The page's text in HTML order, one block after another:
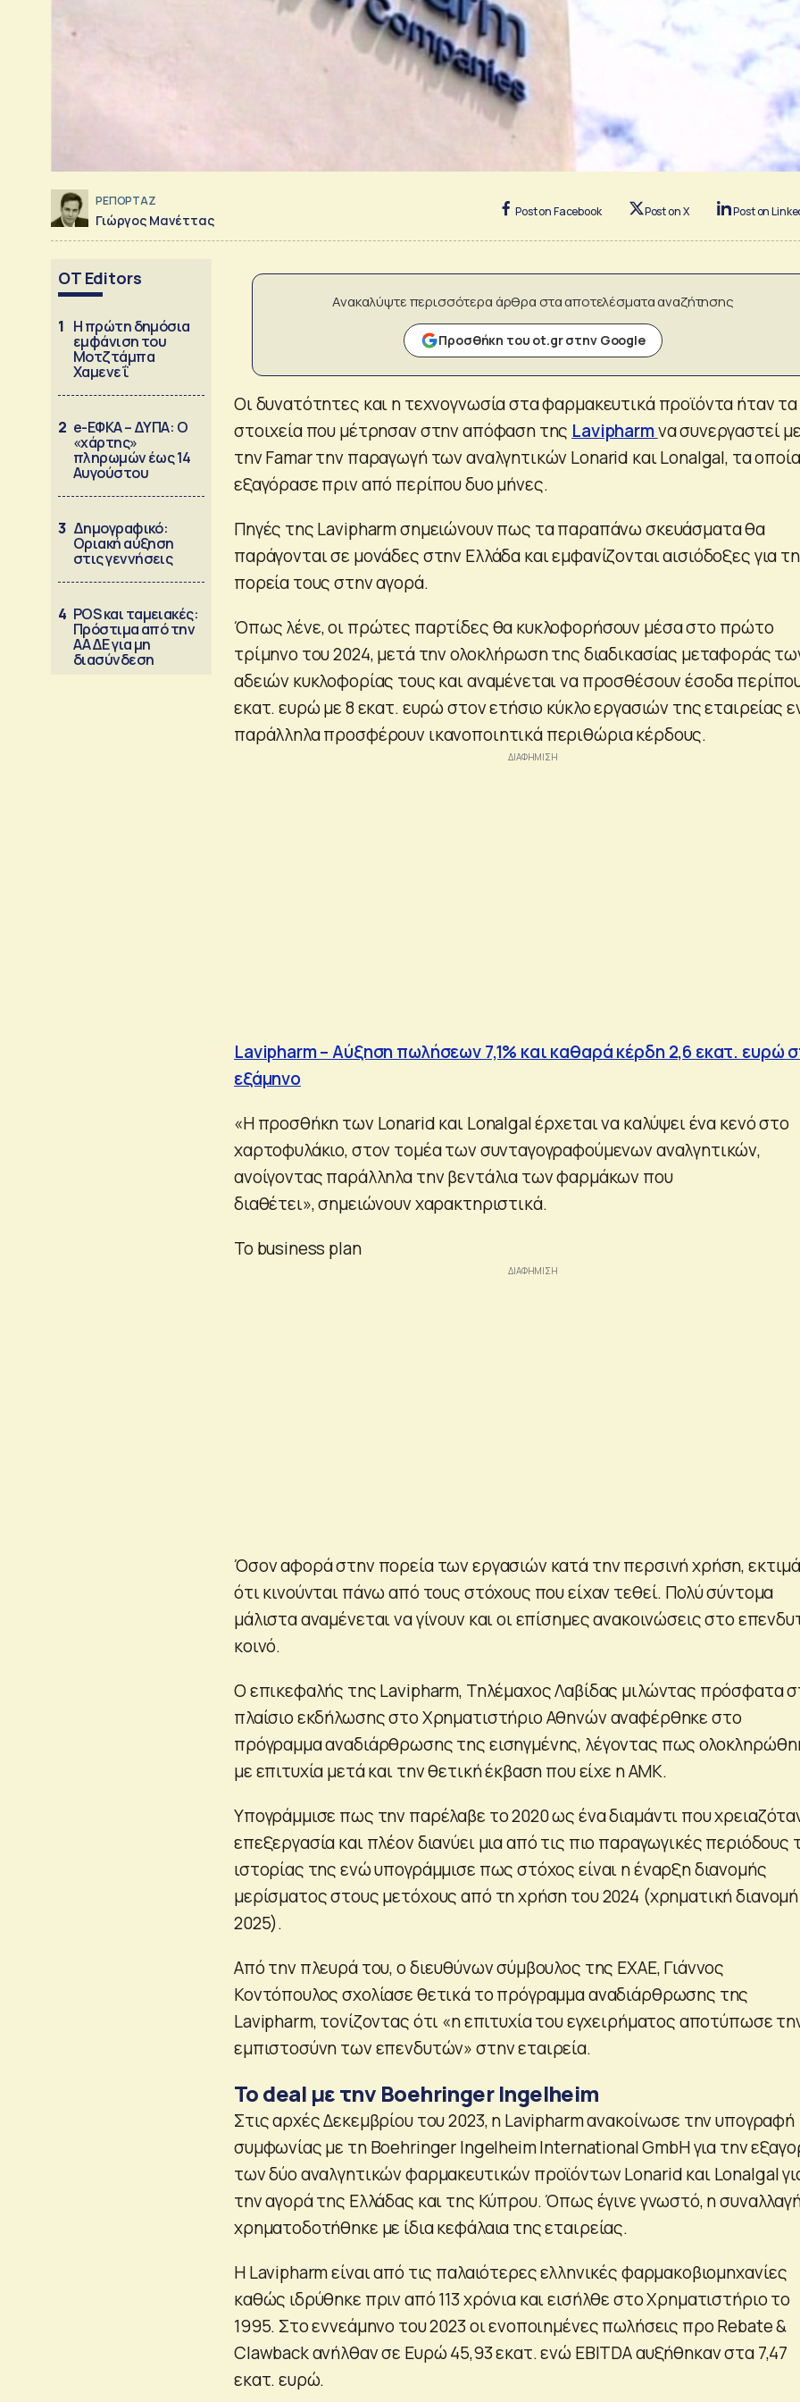
ΡΕΠΟΡΤΑΖ
Γιώργος Μανέττας
Post on Facebook Post on X Post on
OT Editors
1 Η πρώτη δημόσια
εμφάνιση του
Μοτζτάμπα
Χαμενεΐ
2 e-ΕΦΚΑ – ΔΥΠΑ: Ο
«χάρτης»
πληρωμών έως 14
Αυγούστου
3 Δημογραφικό:
Οριακή αύξηση
στις γεννήσεις
4 POS και ταμειακές:
Πρόστιμα από την
ΑΑΔΕ για μη
διασύνδεση
Ανακαλύψτε περισσότερα άρθρα στα αποτελέσματα αναζήτησης
Προσθήκη του ot.gr στην Google
Οι δυνατότητες και η τεχνογνωσία στα φαρμακευτικά προϊόντα ήταν τα
στοιχεία που μέτρησαν στην απόφαση της Lavipharmνα συνεργαστεί
την Famar την παραγωγή των αναλγητικών Lonarid και Lonalgal, τα οποία
εξαγόρασε πριν από περίπου δυο μήνες.
Πηγές της Lavipharm σημειώνουν πως τα παραπάνω σκευάσματα θα
παράγονται σε μονάδες στην Ελλάδα και εμφανίζονται αισιόδοξες για
πορεία τους στην αγορά.
Όπως λένε, οι πρώτες παρτίδες θα κυκλοφορήσουν μέσα στο πρώτο
τρίμηνο του 2024, μετά την ολοκλήρωση της διαδικασίας μεταφοράς
αδειών κυκλοφορίας τους και αναμένεται να προσθέσουν έσοδα
εκατ. ευρώ με 8 εκατ. ευρώ στον ετήσιο κύκλο εργασιών της εταιρείας
παράλληλα προσφέρουν ικανοποιητικά περιθώρια κέρδους.
Lavipharm – Αύξηση πωλήσεων 7,1% και καθαρά κέρδη 2,6 εκατ. ευρώ
εξάμηνο
«Η προσθήκη των Lonarid και Lonalgal έρχεται να καλύψει ένα κενό στο
χαρτοφυλάκιο, στον τομέα των συνταγογραφούμενων αναλγητικών,
ανοίγοντας παράλληλα την βεντάλια των φαρμάκων που
διαθέτει», σημειώνουν χαρακτηριστικά.
Το business plan
Όσον αφορά στην πορεία των εργασιών κατά την περσινή χρήση,
ότι κινούνται πάνω από τους στόχους που είχαν τεθεί. Πολύ σύντομα
μάλιστα αναμένεται να γίνουν και οι επίσημες ανακοινώσεις στο
κοινό.
Ο επικεφαλής της Lavipharm, Τηλέμαχος Λαβίδας μιλώντας πρόσφατα
πλαίσιο εκδήλωσης στο Χρηματιστήριο Αθηνών αναφέρθηκε στο
πρόγραμμα αναδιάρθρωσης της εισηγμένης, λέγοντας πως
με επιτυχία μετά και την θετική έκβαση που είχε η ΑΜΚ.
Υπογράμμισε πως την παρέλαβε το 2020 ως ένα διαμάντι που
επεξεργασία και πλέον διανύει μια από τις πιο παραγωγικές περιόδους
ιστορίας της ενώ υπογράμμισε πως στόχος είναι η έναρξη διανομής
μερίσματος στους μετόχους από τη χρήση του 2024 (χρηματική
2025).
Από την πλευρά του, ο διευθύνων σύμβουλος της ΕΧΑΕ, Γιάννος
Κοντόπουλος σχολίασε θετικά το πρόγραμμα αναδιάρθρωσης της
Lavipharm, τονίζοντας ότι «η επιτυχία του εγχειρήματος αποτύπωσε
εμπιστοσύνη των επενδυτών» στην εταιρεία.
Το deal με την Boehringer Ingelheim
Στις αρχές Δεκεμβρίου του 2023, η Lavipharm ανακοίνωσε την υπογραφή
συμφωνίας με τη Boehringer Ingelheim International GmbH για την
των δύο αναλγητικών φαρμακευτικών προϊόντων Lonarid και Lonalgal
την αγορά της Ελλάδας και της Κύπρου. Όπως έγινε γνωστό, η
χρηματοδοτήθηκε με ίδια κεφάλαια της εταιρείας.
Η Lavipharm είναι από τις παλαιότερες ελληνικές φαρμακοβιομηχανίες
καθώς ιδρύθηκε πριν από 113 χρόνια και εισήλθε στο Χρηματιστήριο το
1995. Στο εννεάμηνο του 2023 οι ενοποιημένες πωλήσεις προ Rebate &
Clawback ανήλθαν σε Ευρώ 45,93 εκατ. ενώ EBITDA αυξήθηκαν στα 7,47
εκατ. ευρώ.